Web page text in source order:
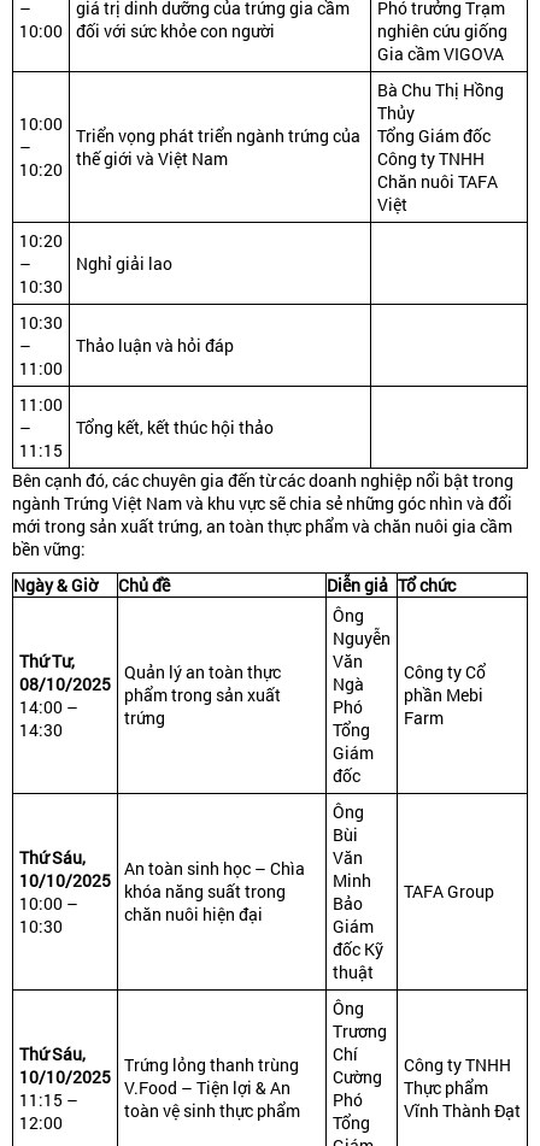
–
10:00
giá trị dinh dưỡng của trứng gia cầm
đối với sức khỏe con người
Phó trưởng Trạm
nghiên cứu giống
Gia cầm VIGOVA
10:00
–
10:20
Triển vọng phát triển ngành trứng của
thế giới và Việt Nam
Bà Chu Thị Hồng
Thủy
Tổng Giám đốc
Công ty TNHH
Chăn nuôi TAFA
Việt
10:20
–
10:30
Nghỉ giải lao
10:30
–
11:00
Thảo luận và hỏi đáp
11:00
–
11:15
Tổng kết, kết thúc hội thảo
Bên cạnh đó, các chuyên gia đến từ các doanh nghiệp nổi bật trong
ngành Trứng Việt Nam và khu vực sẽ chia sẻ những góc nhìn và đổi
mới trong sản xuất trứng, an toàn thực phẩm và chăn nuôi gia cầm
bền vững:
Ngày & Giờ
Chủ đề Diễn giả Tổ chức
Thứ Tư,
08/10/2025
14:00 –
14:30
Quản lý an toàn thực
phẩm trong sản xuất
trứng
Ông
Nguyễn
Văn
Ngà
Phó
Tổng
Giám
đốc
Công ty Cổ
phần Mebi
Farm
Thứ Sáu,
10/10/2025
10:00 –
10:30
An toàn sinh học – Chìa
khóa năng suất trong
chăn nuôi hiện đại
Ông
Bùi
Văn
Minh
Bảo
Giám
đốc Kỹ
thuật
TAFA Group
Thứ Sáu,
10/10/2025
11:15 –
12:00
Trứng lỏng thanh trùng
V.Food – Tiện lợi & An
toàn vệ sinh thực phẩm
Ông
Trương
Chí
Cường
Phó
Tổng
Công ty TNHH
Thực phẩm
Vĩnh Thành Đạt